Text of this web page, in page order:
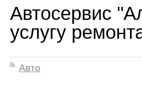
Автосервис
услугу
Авто